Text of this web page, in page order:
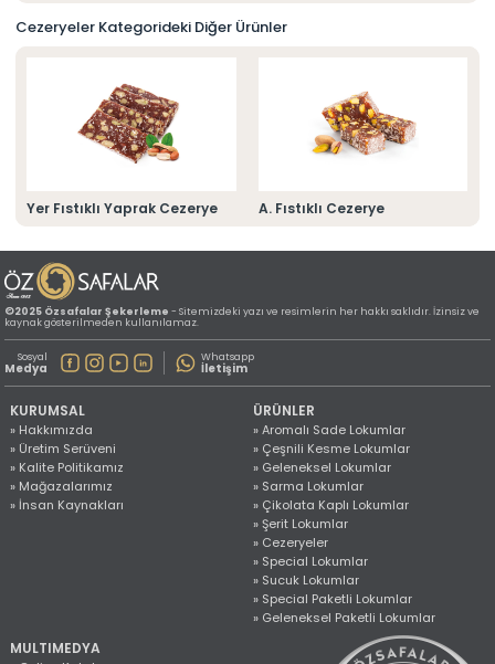
» Mağazalarımız
» Online Katalog
» İleitşim Bilgilerimiz
Tüm hakkı saklıdır. Sitemizde kullanılan tüm içerik ve görseller
©2025 Özsafalar Şekerleme'ye ait olup izinsiz kullanımı hukuki yaptırıma tabidir.
Cezeryeler Kategorideki Diğer Ürünler
Yer Fıstıklı Yaprak Cezerye A. Fıstıklı Cezerye
©2025 Özsafalar Şekerleme- Sitemizdeki yazı ve resimlerin her hakkı saklıdır. İzinsiz ve
kaynak gösterilmeden kullanılamaz.
Sosyal
Medya
Whatsapp
İletişim
KURUMSAL
» Hakkımızda
» Üretim Serüveni
» Kalite Politikamız
» Mağazalarımız
» İnsan Kaynakları
ÜRÜNLER
» Aromalı Sade Lokumlar
» Çeşnili Kesme Lokumlar
» Geleneksel Lokumlar
» Sarma Lokumlar
» Çikolata Kaplı Lokumlar
» Şerit Lokumlar
» Cezeryeler
» Special Lokumlar
» Sucuk Lokumlar
» Special Paketli Lokumlar
» Geleneksel Paketli Lokumlar
MULTIMEDYA